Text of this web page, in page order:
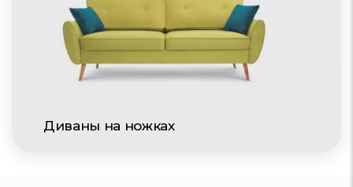
Диваны на ножках